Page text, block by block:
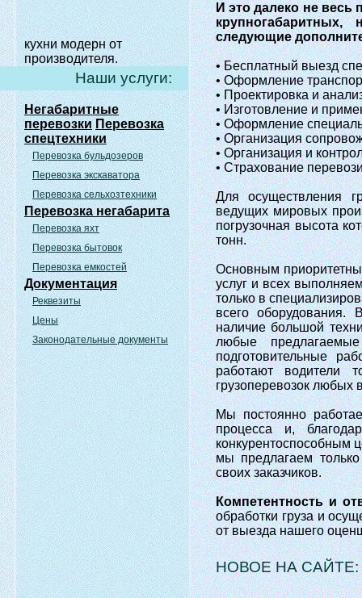
кухни модерн от
производителя.
Наши услуги:
Негабаритные
перевозки Перевозка
спецтехники
Перевозка бульдозеров
Перевозка экскаватора
Перевозка сельхозтехники
Перевозка негабарита
Перевозка яхт
Перевозка бытовок
Перевозка емкостей
Документация
Реквезиты
Цены
Законодательные документы
И это далеко не весь
следующие
• Бесплатный выезд
• Оформление
• Проектировка и
• Изготовление и
• Оформление
• Организация
• Организация и
• Страхование
Для осуществления
ведущих мировых
погрузочная высота
тонн.
Основным
услуг и всех
только в
всего оборудования.
наличие большой
любые
подготовительные
работают водители
грузоперевозок любых
Мы постоянно
процесса и,
конкурентоспособным
мы предлагаем
своих заказчиков.
Компетентность и
обработки груза и
от выезда нашего
НОВОЕ НА САЙТЕ: